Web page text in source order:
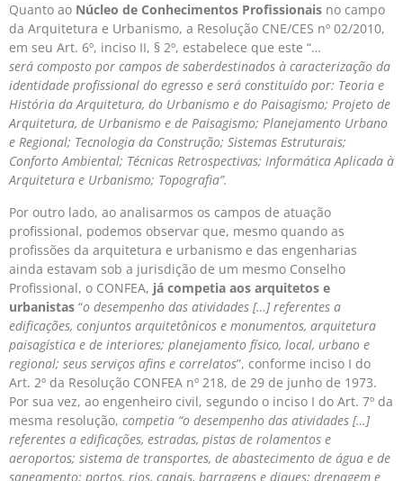
Quanto ao Núcleo de Conhecimentos Profissionais no campo
da Arquitetura e Urbanismo, a Resolução CNE/CES nº 02/2010,
em seu Art. 6º, inciso II, § 2º, estabelece que este “…
será composto por campos de saberdestinados à caracterização da
identidade profissional do egresso e será constituído por: Teoria e
História da Arquitetura, do Urbanismo e do Paisagismo; Projeto de
Arquitetura, de Urbanismo e de Paisagismo; Planejamento Urbano
e Regional; Tecnologia da Construção; Sistemas Estruturais;
Conforto Ambiental; Técnicas Retrospectivas; Informática Aplicada à
Arquitetura e Urbanismo; Topografia”.
Por outro lado, ao analisarmos os campos de atuação
profissional, podemos observar que, mesmo quando as
profissões da arquitetura e urbanismo e das engenharias
ainda estavam sob a jurisdição de um mesmo Conselho
Profissional, o CONFEA, já competia aos arquitetos e
urbanistas “o desempenho das atividades […] referentes a
edificações, conjuntos arquitetônicos e monumentos, arquitetura
paisagística e de interiores; planejamento físico, local, urbano e
regional; seus serviços afins e correlatos”, conforme inciso I do
Art. 2º da Resolução CONFEA nº 218, de 29 de junho de 1973.
Por sua vez, ao engenheiro civil, segundo o inciso I do Art. 7º da
mesma resolução, competia “o desempenho das atividades […]
referentes a edificações, estradas, pistas de rolamentos e
aeroportos; sistema de transportes, de abastecimento de água e de
saneamento; portos, rios, canais, barragens e diques; drenagem e